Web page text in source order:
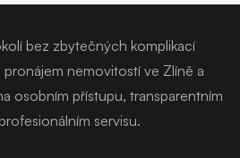
bez zbytečných komplikací
pronájem nemovitostí ve Zlíně a
osobním přístupu, transparentním
servisu.